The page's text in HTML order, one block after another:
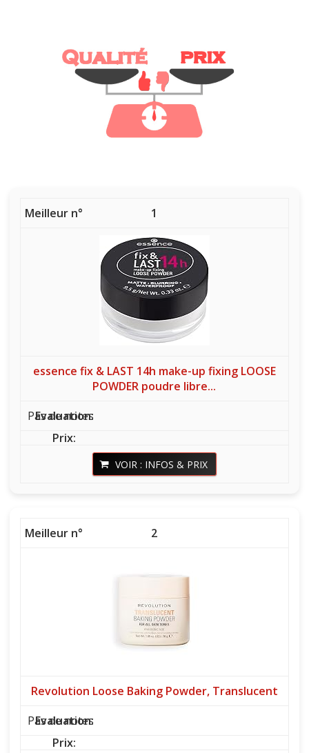
1
essence fix & LAST 14h make-up fixing LOOSE
POWDER poudre libre...
Pas de notes
VOIR : INFOS & PRIX
2
Revolution Loose Baking Powder, Translucent
Pas de notes